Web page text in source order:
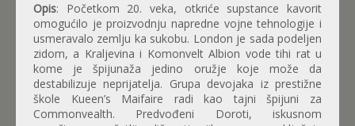
Opis: Početkom 20. veka, otkriće supstance kavorit
omogućilo je proizvodnju napredne vojne tehnologije i
usmeravalo zemlju ka sukobu. London je sada podeljen
zidom, a Kraljevina i Komonvelt Albion vode tihi rat u
kome je špijunaža jedino oružje koje može da
destabilizuje neprijatelja. Grupa devojaka iz prestižne
škole Kueen’s Maifaire radi kao tajni špijuni za
Commonvealth. Predvođeni Doroti, iskusnom